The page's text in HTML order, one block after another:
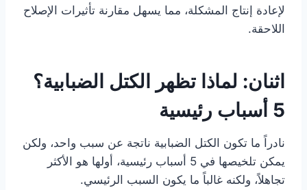
لإعادة إنتاج المشكلة، مما يسهل مقارنة تأثيرات الإصلاح
اللاحقة.
اثنان: لماذا تظهر الكتل الضبابية؟
5 أسباب رئيسية
نادراً ما تكون الكتل الضبابية ناتجة عن سبب واحد، ولكن
يمكن تلخيصها في 5 أسباب رئيسية، أولها هو الأكثر
تجاهلاً، ولكنه غالباً ما يكون السبب الرئيسي.